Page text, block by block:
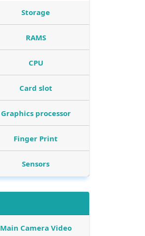
Storage
RAMS
CPU
Card slot
Graphics processor
Finger Print
Sensors
Main Camera Video